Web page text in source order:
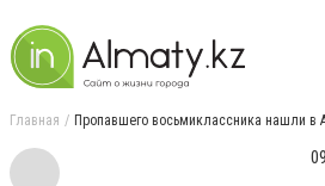
Главная Пропавшего восьмиклассника нашли в